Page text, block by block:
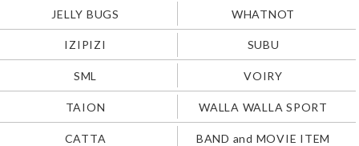
JELLY BUGS WHATNOT
IZIPIZI SUBU
SML VOIRY
TAION WALLA WALLA SPORT
CATTA BAND and MOVIE ITEM